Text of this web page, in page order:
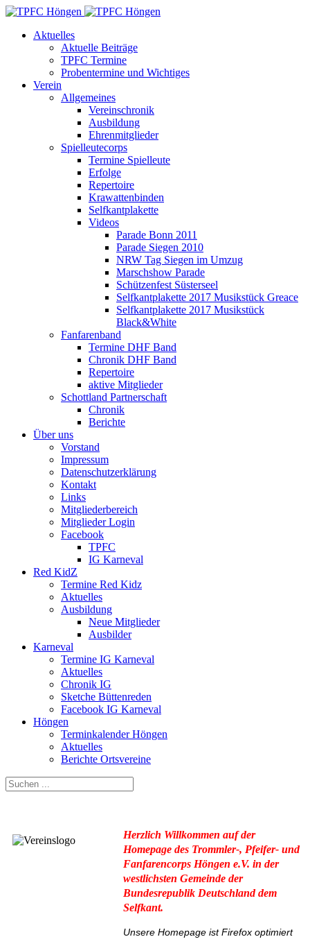
Aktuelles
Aktuelle Beiträge
TPFC Termine
Probentermine und Wichtiges
Verein
Allgemeines
Vereinschronik
Ausbildung
Ehrenmitglieder
Spielleutecorps
Termine Spielleute
Erfolge
Repertoire
Krawattenbinden
Selfkantplakette
Videos
Parade Bonn 2011
Parade Siegen 2010
NRW Tag Siegen im Umzug
Marschshow Parade
Schützenfest Süsterseel
Selfkantplakette 2017 Musikstück Greace
Selfkantplakette 2017 Musikstück
Black&White
Fanfarenband
Termine DHF Band
Chronik DHF Band
Repertoire
aktive Mitglieder
Schottland Partnerschaft
Chronik
Berichte
Über uns
Vorstand
Impressum
Datenschutzerklärung
Kontakt
Links
Mitgliederbereich
Mitglieder Login
Facebook
TPFC
IG Karneval
Red KidZ
Termine Red Kidz
Aktuelles
Ausbildung
Neue Mitglieder
Ausbilder
Karneval
Termine IG Karneval
Aktuelles
Chronik IG
Sketche Büttenreden
Facebook IG Karneval
Höngen
Terminkalender Höngen
Aktuelles
Berichte Ortsvereine
Herzlich Willkommen auf der
Homepage des Trommler-, Pfeifer- und
Fanfarencorps Höngen e.V. in der
westlichsten Gemeinde der
Bundesrepublik Deutschland dem
Selfkant.
Unsere Homepage ist Firefox optimiert